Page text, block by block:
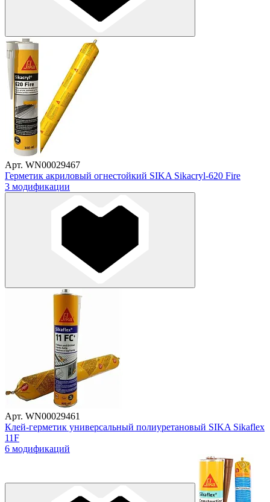
Арт. WN00029467
Герметик акриловый огнестойкий SIKA Sikacryl-620 Fire
3 модификации
Арт. WN00029461
Клей-герметик универсальный полиуретановый SIKA Sikaflex
11F
6 модификаций